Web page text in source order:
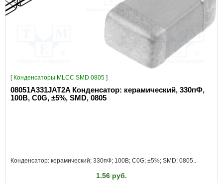
[ Конденсаторы MLCC SMD 0805 ]
08051A331JAT2A Конденсатор: керамический, 330пФ,
100В, C0G, ±5%, SMD, 0805
Конденсатор: керамический; 330пФ; 100В; C0G; ±5%; SMD; 0805..
1.56 руб.